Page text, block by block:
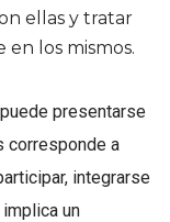
ellas y tratar
los mismos.
presentarse
corresponde a
integrarse
un